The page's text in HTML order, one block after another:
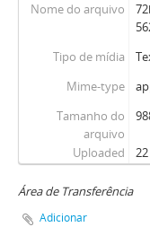
Nome do arquivo
Tipo de mídia
Mime-type
Tamanho do
arquivo
Uploaded
Área de Transferência
Adicionar